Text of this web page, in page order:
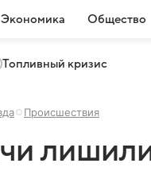
Экономика Общество
Топливный кризис
Происшествия